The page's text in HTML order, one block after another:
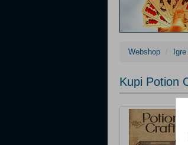
Webshop Igre
Kupi Potion